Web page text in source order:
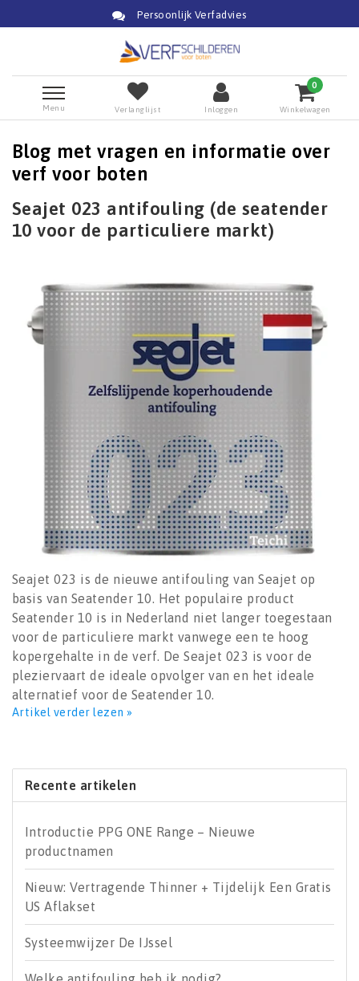
Persoonlijk Verfadvies
Menu Verlanglijst Inloggen
0
Winkelwagen
Blog met vragen en informatie over
verf voor boten
Seajet 023 antifouling (de seatender
10 voor de particuliere markt)
Seajet 023 is de nieuwe antifouling van Seajet op
basis van Seatender 10. Het populaire product
Seatender 10 is in Nederland niet langer toegestaan
voor de particuliere markt vanwege een te hoog
kopergehalte in de verf. De Seajet 023 is voor de
pleziervaart de ideale opvolger van en het ideale
alternatief voor de Seatender 10.
Artikel verder lezen »
Recente artikelen
Introductie PPG ONE Range – Nieuwe
productnamen
Nieuw: Vertragende Thinner + Tijdelijk Een Gratis
US Aflakset
Systeemwijzer De IJssel